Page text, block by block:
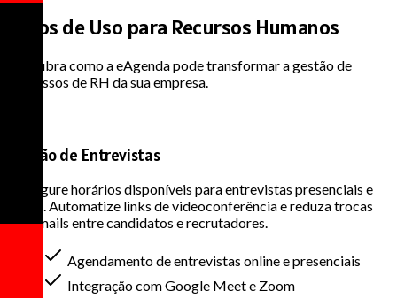
Casos de Uso para Recursos Humanos
Descubra como a eAgenda pode transformar a gestão de
processos de RH da sua empresa.
Gestão de Entrevistas
Configure horários disponíveis para entrevistas presenciais e
online. Automatize links de videoconferência e reduza trocas
de e-mails entre candidatos e recrutadores.
Agendamento de entrevistas online e presenciais
Integração com Google Meet e Zoom